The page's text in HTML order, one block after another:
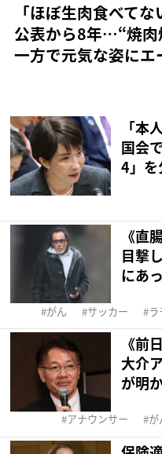
「ほぼ生肉食べて
公表から8年…“焼肉
一方で元気な姿にエ
「本
国会
4」
《直
目撃
にあ
がん サッカー
《前
大介
が明
アナウンサー が